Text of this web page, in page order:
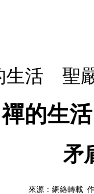
生活 聖
禪的生
矛
來源：網絡轉載